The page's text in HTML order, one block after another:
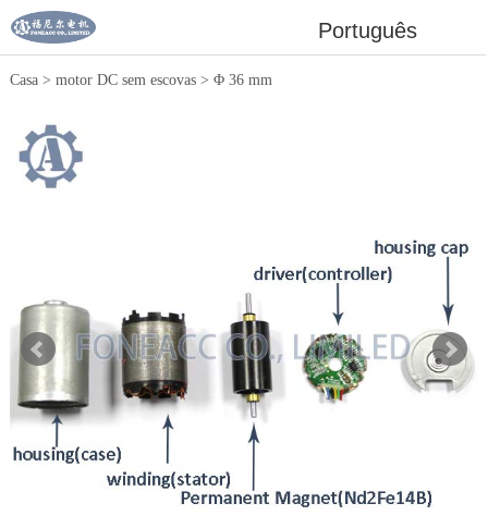
Português
Casa> motor DC sem escovas> Φ 36 mm